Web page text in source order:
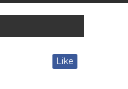
Like